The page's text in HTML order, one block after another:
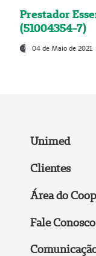
Prestador
(51004354-7)
04 de Maio de 2021
Unimed
Clientes
Área do
Fale Conosco